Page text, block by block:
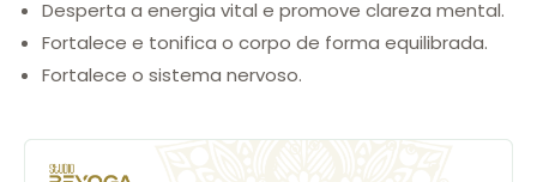
Desperta a energia vital e promove clareza mental.
Fortalece e tonifica o corpo de forma equilibrada.
Fortalece o sistema nervoso.